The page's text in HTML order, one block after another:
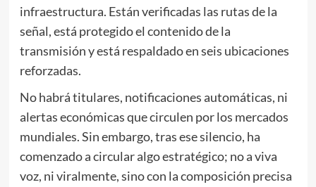
infraestructura. Están verificadas las rutas de la
señal, está protegido el contenido de la
transmisión y está respaldado en seis ubicaciones
reforzadas.
No habrá titulares, notificaciones automáticas, ni
alertas económicas que circulen por los mercados
mundiales. Sin embargo, tras ese silencio, ha
comenzado a circular algo estratégico; no a viva
voz, ni viralmente, sino con la composición precisa